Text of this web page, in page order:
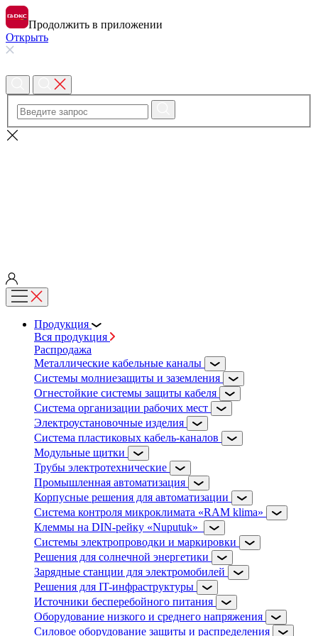
Продолжить в приложении
Открыть
Продукция
Вся продукция
Распродажа
Металлические кабельные каналы
Системы молниезащиты и заземления
Огнестойкие системы защиты кабеля
Система организации рабочих мест
Электроустановочные изделия
Система пластиковых кабель-каналов
Модульные щитки
Трубы электротехнические
Промышленная автоматизация
Корпусные решения для автоматизации
Система контроля микроклимата «RAM klima»
Клеммы на DIN-рейку «Nuputuk»
Системы электропроводки и маркировки
Решения для солнечной энергетики
Зарядные станции для электромобилей
Решения для IT-инфраструктуры
Источники бесперебойного питания
Оборудование низкого и среднего напряжения
Силовое оборудование защиты и распределения